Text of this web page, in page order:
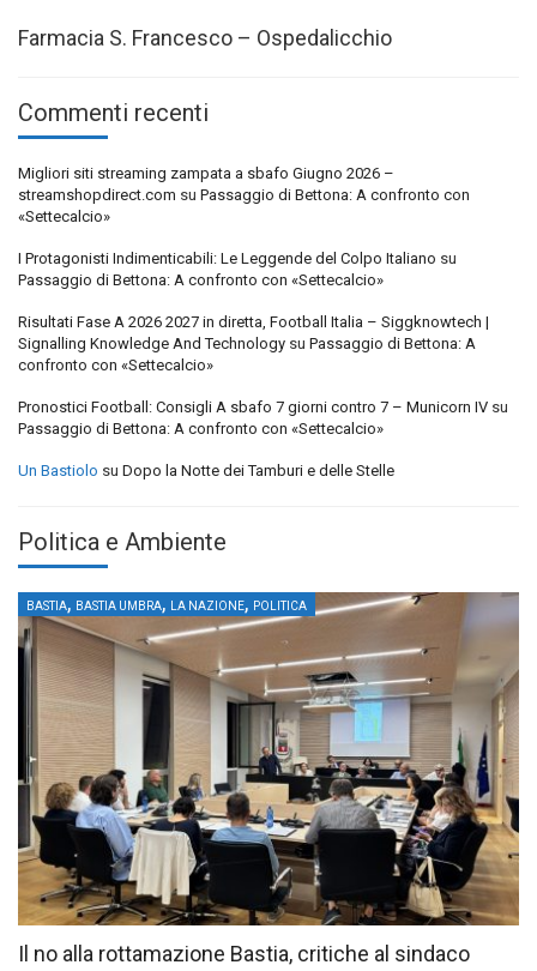
Farmacia S. Francesco – Ospedalicchio
Commenti recenti
Migliori siti streaming zampata a sbafo Giugno 2026 –
streamshopdirect.com su Passaggio di Bettona: A confronto con
«Settecalcio»
I Protagonisti Indimenticabili: Le Leggende del Colpo Italiano su
Passaggio di Bettona: A confronto con «Settecalcio»
Risultati Fase A 2026 2027 in diretta, Football Italia – Siggknowtech |
Signalling Knowledge And Technology su Passaggio di Bettona: A
confronto con «Settecalcio»
Pronostici Football: Consigli A sbafo 7 giorni contro 7 – Municorn IV su
Passaggio di Bettona: A confronto con «Settecalcio»
Un Bastiolo su Dopo la Notte dei Tamburi e delle Stelle
Politica e Ambiente
BASTIA, BASTIA UMBRA, LA NAZIONE, POLITICA
Il no alla rottamazione Bastia, critiche al sindaco